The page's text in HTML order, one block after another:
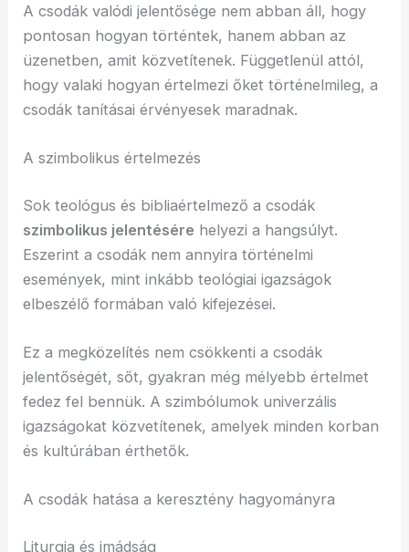
A csodák valódi jelentősége nem abban áll, hogy
pontosan hogyan történtek, hanem abban az
üzenetben, amit közvetítenek. Függetlenül attól,
hogy valaki hogyan értelmezi őket történelmileg, a
csodák tanításai érvényesek maradnak.
A szimbolikus értelmezés
Sok teológus és bibliaértelmező a csodák
szimbolikus jelentésére helyezi a hangsúlyt.
Eszerint a csodák nem annyira történelmi
események, mint inkább teológiai igazságok
elbeszélő formában való kifejezései.
Ez a megközelítés nem csökkenti a csodák
jelentőségét, sőt, gyakran még mélyebb értelmet
fedez fel bennük. A szimbólumok univerzális
igazságokat közvetítenek, amelyek minden korban
és kultúrában érthetők.
A csodák hatása a keresztény hagyományra
Liturgia és imádság